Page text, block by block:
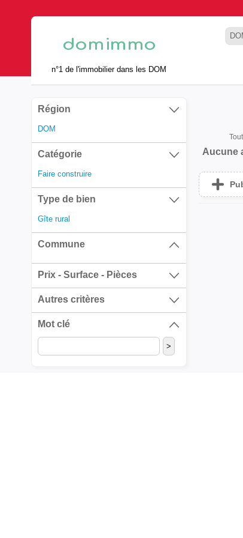
n°1 de l'immobilier dans les DOM
Région
DOM
Catégorie
Faire construire
Type de bien
Gîte rural
Commune
Prix - Surface - Pièces
Autres critères
Mot clé
Aucune